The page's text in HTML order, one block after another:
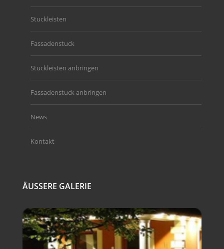
Stuckleisten
Fassadenstuck
Stuckleisten anbringen
Fassadenstuck anbringen
News
Kontakt
ÄUSSERE GALERIE